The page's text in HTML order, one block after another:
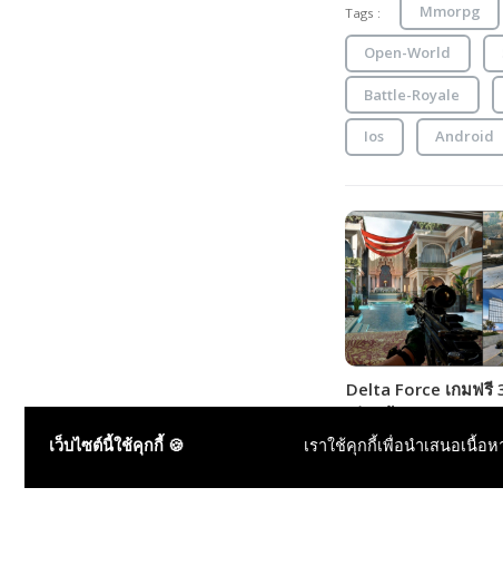
Tags : Mmorpg
Open-World
Battle-Royale
Ios Android
Delta Force เกมฟรี
เล่นคล้าย
บริการแล้ววันนี้!!! (มีวิ
เล่น)
เว็บไซต์นี้ใช้คุกกี้ 🍪 เราใช้คุกกี้เพื่อนำเสนอเนื้